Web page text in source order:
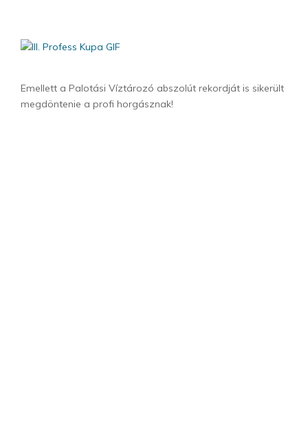
Emellett a Palotási Víztározó abszolút rekordját is sikerült
megdöntenie a profi horgásznak!